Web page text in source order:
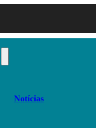
Notícias